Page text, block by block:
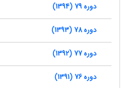
دوره 79 (1394)
دوره 78 (1393)
دوره 77 (1392)
دوره 76 (1391)